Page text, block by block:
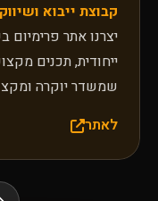
קבוצת ייבוא
יצרנו אתר
ייחודית, תכנים
שמשדר יוקרה
לאתר